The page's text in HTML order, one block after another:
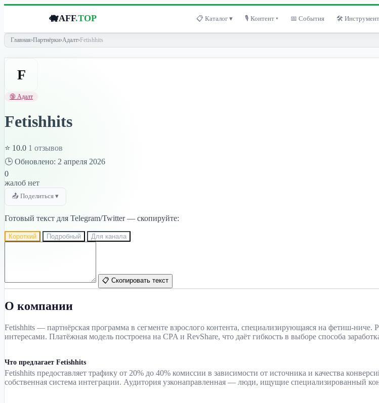
🐗AFF.TOP 📋 Каталог ▾ 🎙 Контент ▾ 📅 События 🛠
Главная›Партнёрки›Адалт› Fetishhits
F
🔞 Адалт
Fetishhits
⭐ 10.0 1 отзывов
🕒 Обновлено: 2 апреля 2026
0
жалоб нет
📤 Поделиться ▾
Готовый текст для Telegram/Twitter — скопируйте:
Короткий Подробный Для канала
📋 Скопировать текст
О компании
Fetishhits — партнёрская программа в сегменте взрослого контента, специализирующаяся на фетиш-ниче.
интересами. Платёжная модель построена на CPA и RevShare, что даёт гибкость в выборе способа
Что предлагает Fetishhits
Fetishhits предоставляет трафику от 20% до 40% комиссии в зависимости от источника и качества
собственная система интеграции. Аудитория узконаправленная — люди, ищущие специализированный